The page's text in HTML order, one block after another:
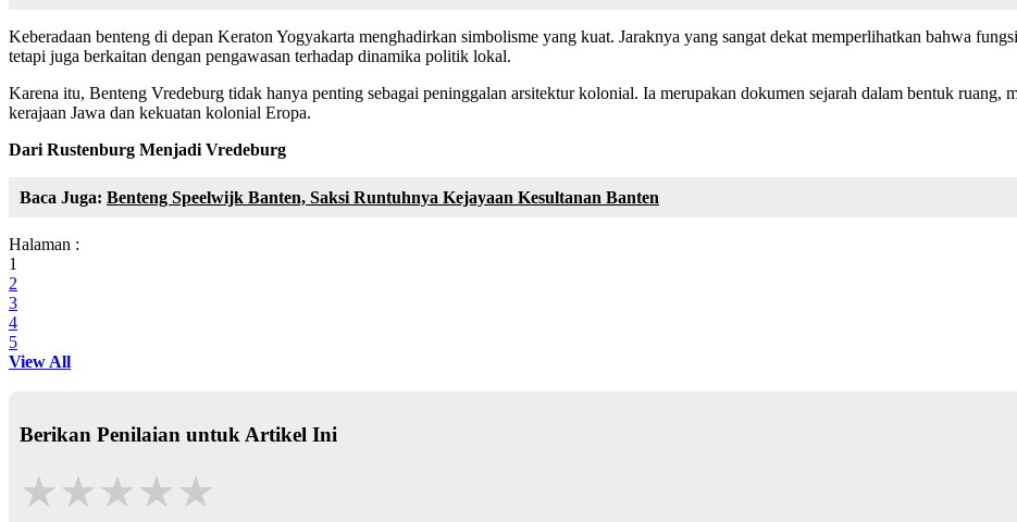
Keberadaan benteng di depan Keraton Yogyakarta menghadirkan simbolisme yang kuat. Jaraknya yang sangat dekat memperlihatkan bahwa
tetapi juga berkaitan dengan pengawasan terhadap dinamika politik lokal.
Karena itu, Benteng Vredeburg tidak hanya penting sebagai peninggalan arsitektur kolonial. Ia merupakan dokumen sejarah dalam bentuk ruang,
kerajaan Jawa dan kekuatan kolonial Eropa.
Dari Rustenburg Menjadi Vredeburg
Baca Juga: Benteng Speelwijk Banten, Saksi Runtuhnya Kejayaan Kesultanan Banten
Halaman :
1
2
3
4
5
View All
Berikan Penilaian untuk Artikel Ini
★★★★★